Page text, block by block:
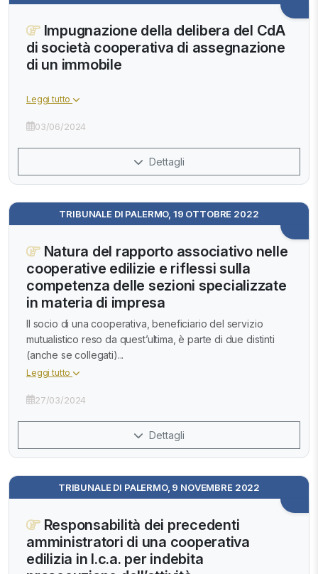
Impugnazione della delibera del CdA
di società cooperativa di assegnazione
di un immobile
Leggi tutto
03/06/2024
Dettagli
TRIBUNALE DI PALERMO, 19 OTTOBRE 2022
Natura del rapporto associativo nelle
cooperative edilizie e riflessi sulla
competenza delle sezioni specializzate
in materia di impresa
Il socio di una cooperativa, beneficiario del servizio
mutualistico reso da quest’ultima, è parte di due distinti
(anche se collegati)...
Leggi tutto
27/03/2024
Dettagli
TRIBUNALE DI PALERMO, 9 NOVEMBRE 2022
Responsabilità dei precedenti
amministratori di una cooperativa
edilizia in l.c.a. per indebita